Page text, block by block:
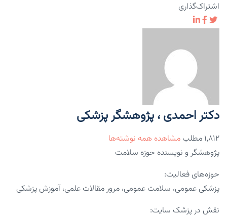
اشتراک‌گذاری
دکتر احمدی ، پژوهشگر پزشکی
۱,۸۱۲ مطلب
مشاهده همه نوشته‌ها
پژوهشگر و نویسنده حوزه سلامت
حوزه‌های فعالیت:
پزشکی عمومی، سلامت عمومی، مرور مقالات علمی، آموزش پزشکی
نقش در پزشک سایت: